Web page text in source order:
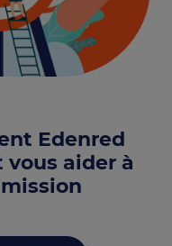
Edenred
vous aider à